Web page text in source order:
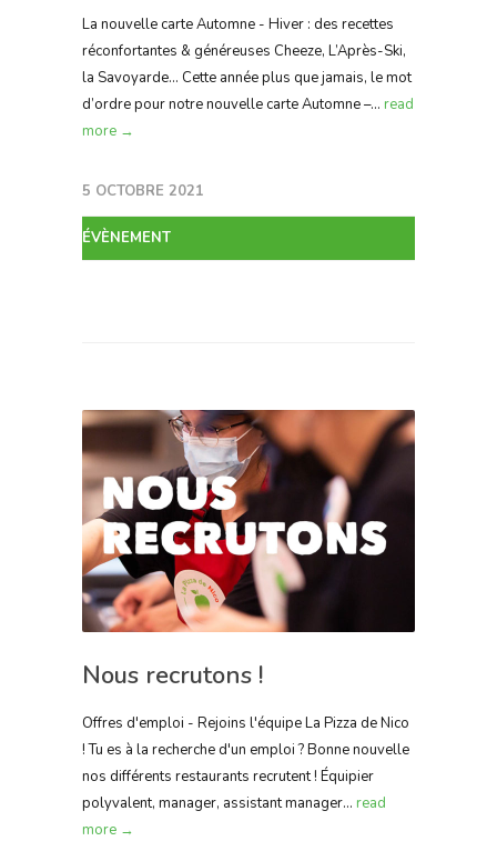
La nouvelle carte Automne - Hiver : des recettes
réconfortantes & généreuses Cheeze, L’Après-Ski,
la Savoyarde… Cette année plus que jamais, le mot
d’ordre pour notre nouvelle carte Automne –... read
more →
5 OCTOBRE 2021
ÉVÈNEMENT
Nous recrutons !
Offres d'emploi - Rejoins l'équipe La Pizza de Nico
! Tu es à la recherche d'un emploi ? Bonne nouvelle
nos différents restaurants recrutent ! Équipier
polyvalent, manager, assistant manager... read
more →